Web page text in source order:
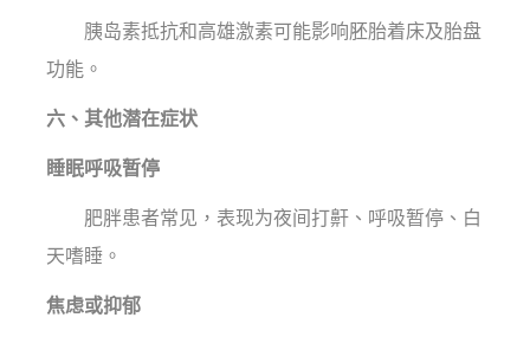
胰岛素抵抗和高雄激素可能影响胚胎着床及胎盘
功能。
六、其他潜在症状
睡眠呼吸暂停
肥胖患者常见，表现为夜间打鼾、呼吸暂停、白
天嗜睡。
焦虑或抑郁